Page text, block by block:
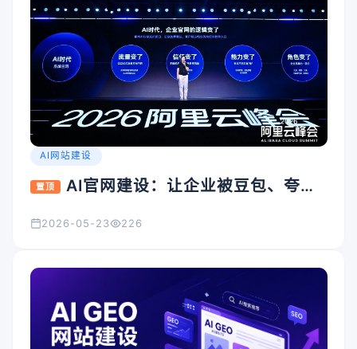
AI网站建设
置顶
AI官网建设：让企业被豆包、夸
2026-05-23 226